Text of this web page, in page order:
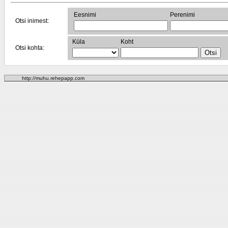
Otsi inimest:
Eesnimi Perenimi
Otsi kohta:
Küla Koht
http://muhu.rehepapp.com